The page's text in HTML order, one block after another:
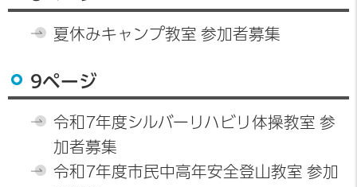
夏休みキャンプ教室 参加者募集
9ページ
令和7年度シルバーリハビリ体操教室 参
加者募集
令和7年度市民中高年安全登山教室 参加